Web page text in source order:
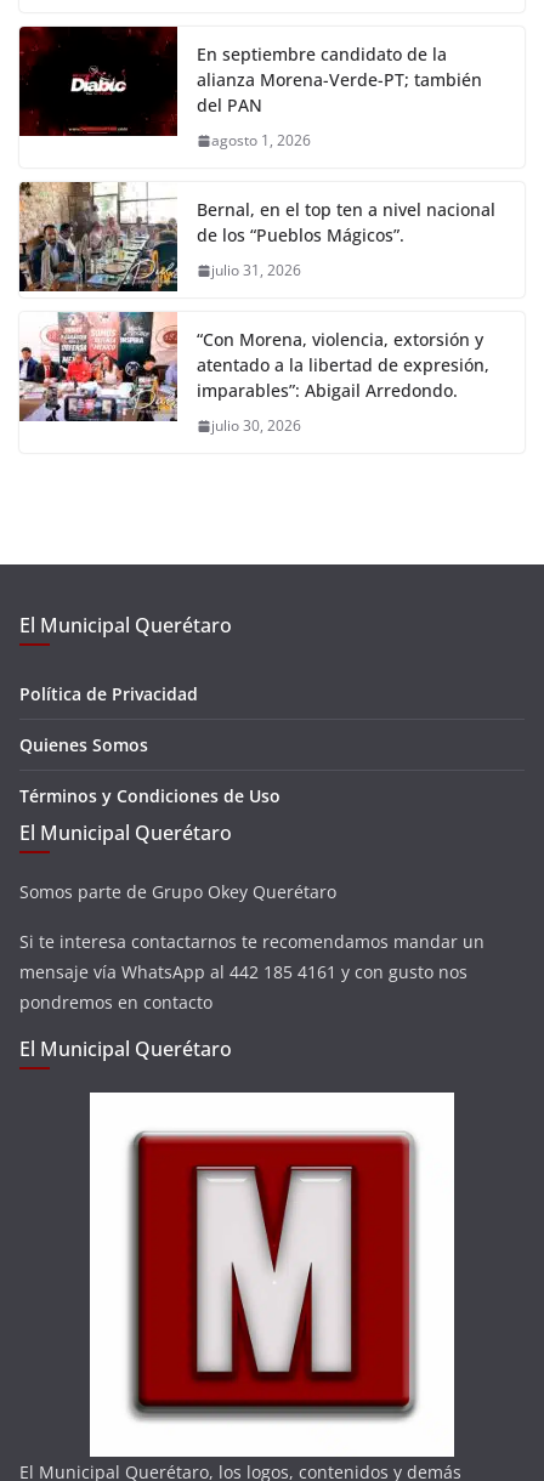
En septiembre candidato de la
alianza Morena-Verde-PT; también
del PAN
agosto 1, 2026
Bernal, en el top ten a nivel nacional
de los “Pueblos Mágicos”.
julio 31, 2026
“Con Morena, violencia, extorsión y
atentado a la libertad de expresión,
imparables”: Abigail Arredondo.
julio 30, 2026
El Municipal Querétaro
Política de Privacidad
Quienes Somos
Términos y Condiciones de Uso
El Municipal Querétaro
Somos parte de Grupo Okey Querétaro
Si te interesa contactarnos te recomendamos mandar un
mensaje vía WhatsApp al 442 185 4161 y con gusto nos
pondremos en contacto
El Municipal Querétaro
El Municipal Querétaro, los logos, contenidos y demás